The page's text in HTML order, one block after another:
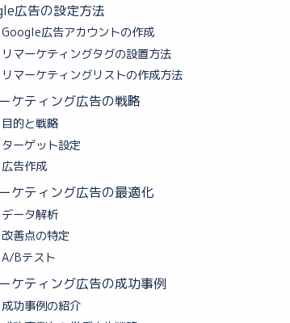
広告の設定方法
Google広告アカウントの作成
リマーケティングタグの設置方法
リマーケティングリストの作成方法
ケティング広告の戦略
目的と戦略
ターゲット設定
広告作成
ケティング広告の最適化
データ解析
改善点の特定
A/Bテスト
ケティング広告の成功事例
成功事例の紹介